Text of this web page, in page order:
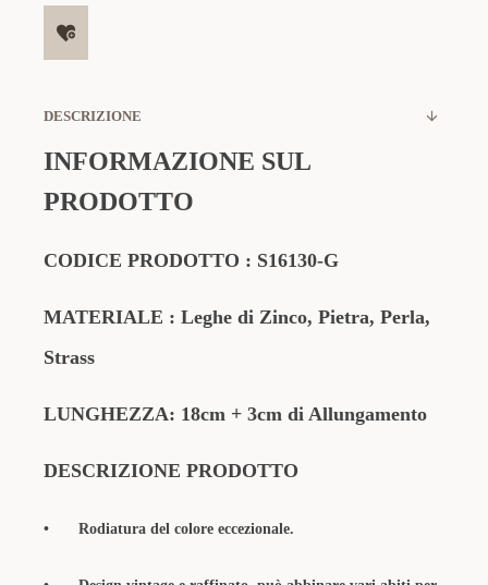
DESCRIZIONE
INFORMAZIONE SUL
PRODOTTO
CODICE PRODOTTO : S16130-G
MATERIALE : Leghe di Zinco, Pietra, Perla,
Strass
LUNGHEZZA: 18cm + 3cm di Allungamento
DESCRIZIONE PRODOTTO
• Rodiatura del colore eccezionale.